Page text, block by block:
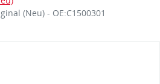
(Neu) - OE:C1500301